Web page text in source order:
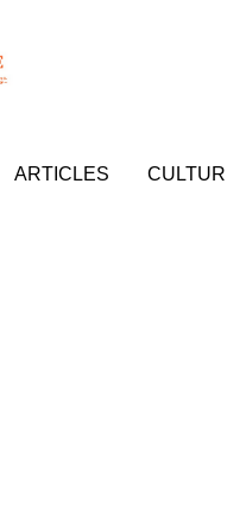
ARTICLES
ARTICLES